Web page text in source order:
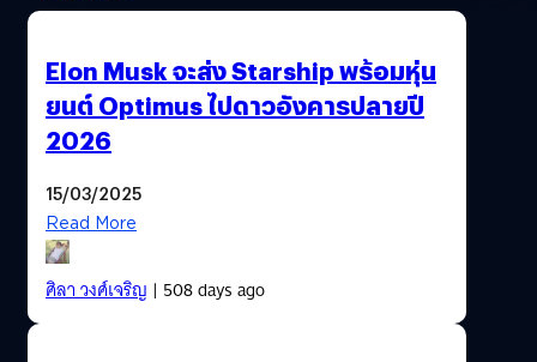
Elon Musk จะส่ง Starship พร้อมหุ่น
ยนต์ Optimus ไปดาวอังคารปลายปี
2026
15/03/2025
Read More
ศิลา วงศ์เจริญ | 508 days ago